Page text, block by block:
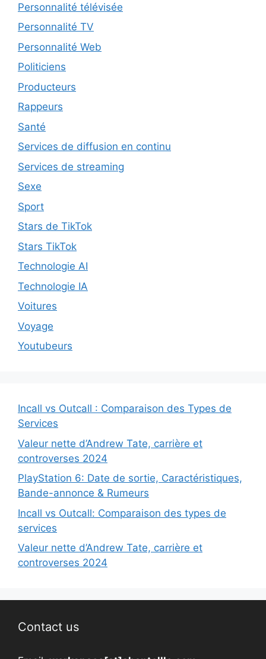
Personnalité télévisée
Personnalité TV
Personnalité Web
Politiciens
Producteurs
Rappeurs
Santé
Services de diffusion en continu
Services de streaming
Sexe
Sport
Stars de TikTok
Stars TikTok
Technologie AI
Technologie IA
Voitures
Voyage
Youtubeurs
Incall vs Outcall : Comparaison des Types de
Services
Valeur nette d’Andrew Tate, carrière et
controverses 2024
PlayStation 6: Date de sortie, Caractéristiques,
Bande-annonce & Rumeurs
Incall vs Outcall: Comparaison des types de
services
Valeur nette d’Andrew Tate, carrière et
controverses 2024
Contact us